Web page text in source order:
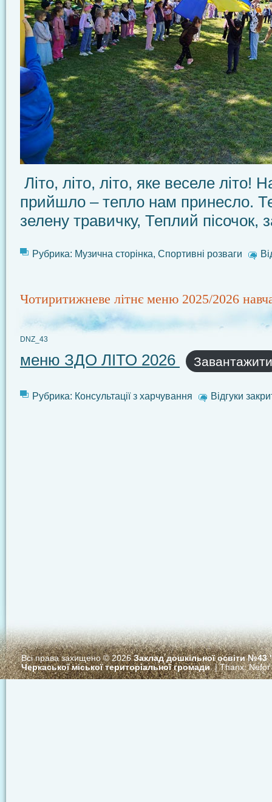
Літо, літо, літо, яке веселе літо!
прийшло – тепло нам принесло.
зелену травичку, Теплий пісочок,
Рубрика: Музична сторінка, Спортивні розваги
Чотиритижневе літнє меню 2025/2026
DNZ_43
меню ЗДО ЛІТО 2026 Завантажити
Рубрика: Консультації з харчування Відгуки
Всі права захищено © 2026Заклад дошкільної освіти
Черкаської міської територіальної громади. | Thanx:Nefor